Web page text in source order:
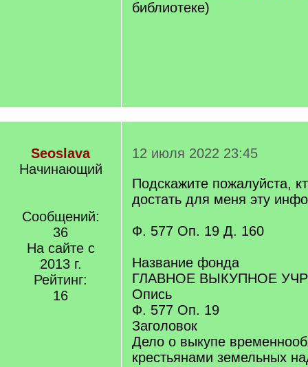
библиотеке)
Seoslava
Начинающий
Сообщений:
36
На сайте с
2013 г.
Рейтинг:
16
12 июля 2022 23:45
Подскажите пожалуйста,
достать для меня эту
Ф. 577 Оп. 19 Д. 160
Название фонда
ГЛАВНОЕ ВЫКУПНОЕ
Опись
Ф. 577 Оп. 19
Заголовок
Дело о выкупе
крестьянами земельных